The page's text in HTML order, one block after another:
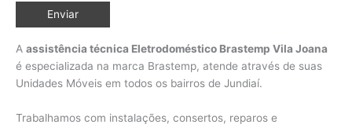
A assistência técnica Eletrodoméstico Brastemp Vila Joana
é especializada na marca Brastemp, atende através de suas
Unidades Móveis em todos os bairros de Jundiaí.
Trabalhamos com instalações, consertos, reparos e